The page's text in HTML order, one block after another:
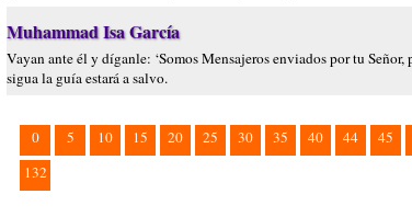
Muhammad Isa García
Vayan ante él y díganle: ‘Somos Mensajeros enviados por tu
sigua la guía estará a salvo.
0 5 10 15 20 25 30 35 40 44 45
132